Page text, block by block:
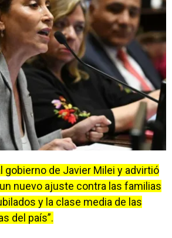
gobierno de Javier Milei y advirtió
nuevo ajuste contra las familias
y la clase media de las
del país”.